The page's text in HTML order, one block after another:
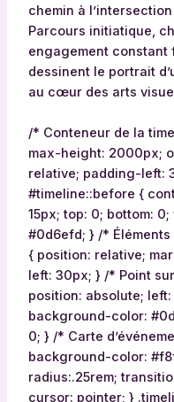
chemin à
Parcours initiatique,
engagement constant
dessinent le portrait
au cœur des arts
/* Conteneur de la
max-height: 2000px;
relative; padding-left:
#timeline::before {
15px; top: 0; bottom:
#0d6efd; } /*
{ position: relative;
left: 30px; } /* Point
position: absolute;
background-color:
0; } /* Carte
background-color:
radius:.25rem;
cursor: pointer; }